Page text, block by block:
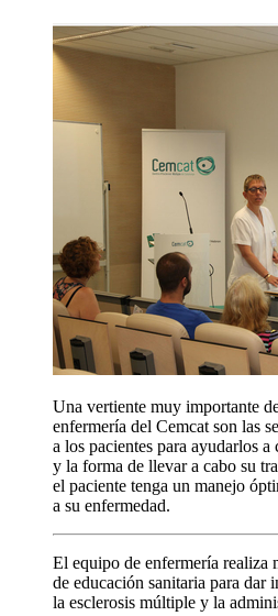
Una vertiente muy importante
enfermería del Cemcat son las
a los pacientes para ayudarlos
y la forma de llevar a cabo su
el paciente tenga un manejo
a su enfermedad.
El equipo de enfermería realiza
de educación sanitaria para dar
la esclerosis múltiple y la